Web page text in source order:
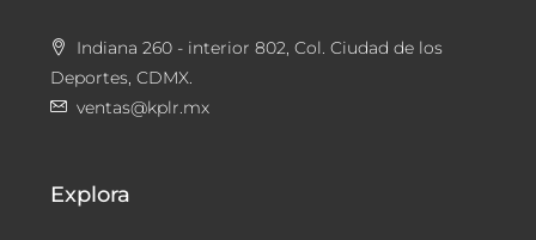
Indiana 260 - interior 802, Col. Ciudad de los
Deportes, CDMX.
ventas@kplr.mx
Explora